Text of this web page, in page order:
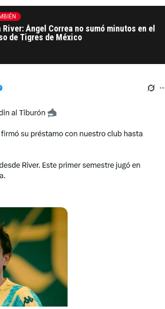
River: Ángel Correa no sumó minutos en el
de Tigres de México